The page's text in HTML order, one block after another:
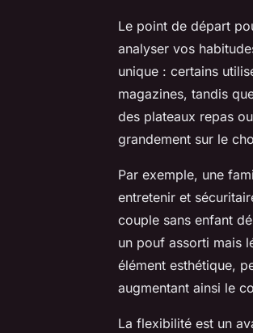
Le point de départ
analyser vos
unique : certains
magazines, tandis
des plateaux repas
grandement sur le
Par exemple, une
entretenir et
couple sans enfant
un pouf assorti mais
élément esthétique,
augmentant ainsi le
La flexibilité est un